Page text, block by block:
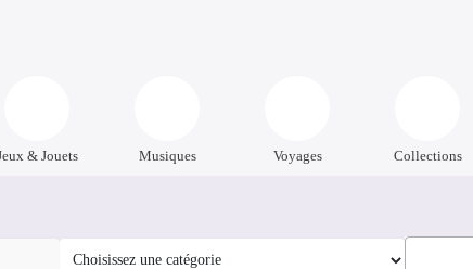
& Jouets Musiques Voyages Collections